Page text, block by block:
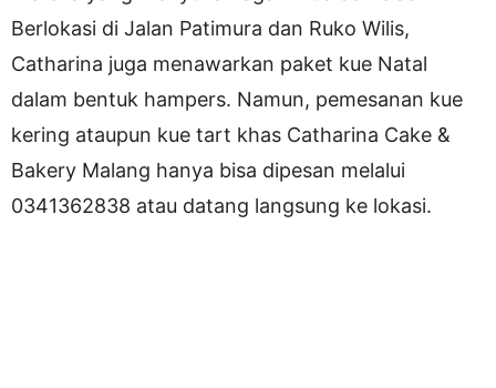
Berlokasi di Jalan Patimura dan Ruko Wilis,
Catharina juga menawarkan paket kue Natal
dalam bentuk hampers. Namun, pemesanan kue
kering ataupun kue tart khas Catharina Cake &
Bakery Malang hanya bisa dipesan melalui
0341362838 atau datang langsung ke lokasi.